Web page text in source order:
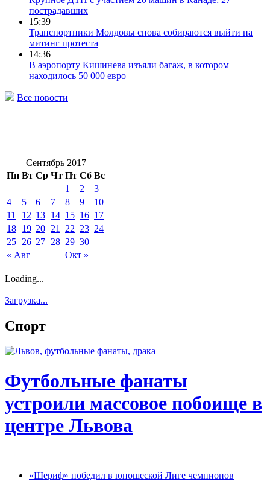
пострадавших
15:39
Транспортники Молдовы снова собираются выйти на
митинг протеста
14:36
В аэропорту Кишинева изъяли багаж, в котором
находилось 50 000 евро
Все новости
Сентябрь 2017
Пн Вт Ср Чт Пт Сб Вс
« Авг Окт »
1 2
3
4
5 6 7 8 9
10
11
12 13 14 15 16 17
18 19 20 21 22 23 24
25 26 27 28 29 30
Loading...
Загрузка...
Спорт
Футбольные фанаты
устроили массовое побоище в
центре Львова
«Шериф» победил в юношеской Лиге чемпионов